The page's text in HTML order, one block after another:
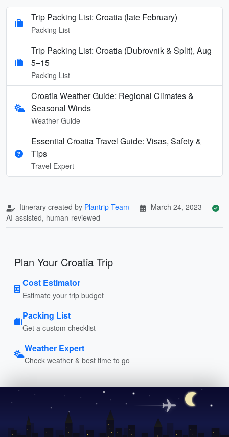
Trip Packing List: Croatia (late February)
Packing List
Trip Packing List: Croatia (Dubrovnik & Split), Aug
5–15
Packing List
Croatia Weather Guide: Regional Climates &
Seasonal Winds
Weather Guide
Essential Croatia Travel Guide: Visas, Safety &
Tips
Travel Expert
Itinerary created by Plantrip Team
March 24, 2023
AI-assisted, human-reviewed
Plan Your Croatia Trip
Cost Estimator
Estimate your trip budget
Packing List
Get a custom checklist
Weather Expert
Check weather & best time to go